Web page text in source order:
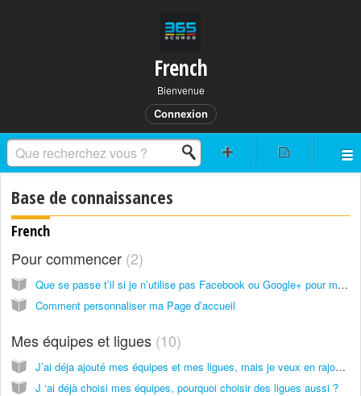
French
Bienvenue
Connexion
Base de connaissances
French
Pour commencer 2
Que se passe t’il si je n’utilise pas Facebook ou Google+ pour me connecter ?
Comment personnaliser ma Page d’accueil
Mes équipes et ligues 10
J’ai déja ajouté mes équipes et mes ligues, mais je veux en rajouter. Comment faire ?
J ‘ai déjà choisi mes équipes, pourquoi choisir des ligues aussi ?